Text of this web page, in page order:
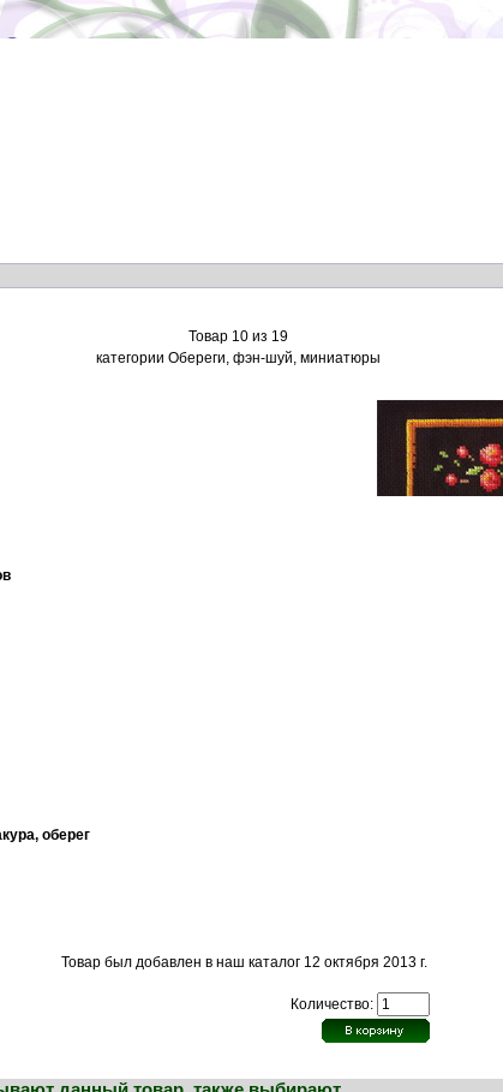
Товар 10 из 19
категории Обереги, фэн-шуй, миниатюры
оберег
Товар был добавлен в наш каталог 12 октября 2013 г.
Количество: